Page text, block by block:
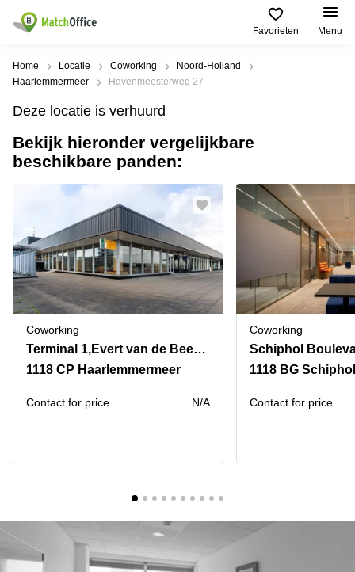
Favorieten Menu
Huren / Verhuren
Productpagina's
Kantoorruimten
Business
Coworking
Spaces
Vergaderruimten
Virtueel
Kantoor
Bedrijfsruimte
Populaire
Steden
Alkmaar
Amsterdam
Westpoort
Bergen
op
Zoom
Amersfoort
Breda
Hengelo
Hilversum
Zwolle
Populaire
zoekopdrachten
Kantoorruimte
in Breda
Kantoor
op
Zoom
Kantoor
huren
Tiel
Kantoor
huren
Reeuwijk
Business
Business
Hilversum
Help
Over ons
Voeg je kantoorruimte toe
Huurprijs
Log in
Home Locatie Coworking
Noord-Holland
Haarlemmermeer
Havenmeesterweg 27
Deze locatie is verhuurd
Bekijk hieronder vergelijkbare
beschikbare panden:
Coworking
Terminal 1,Evert van de Beekstraat 202
1118 CP Haarlemmermeer
Contact for price N/A
Coworking
Schiphol
1118 BG
Contact for price